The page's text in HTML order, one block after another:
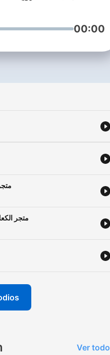
00:00
متجر
متجر الكعك
Ver todo